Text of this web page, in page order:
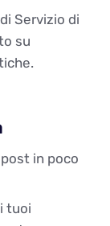
Servizio di
su
in poco
tuoi